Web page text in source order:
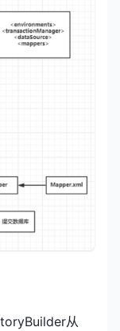
从